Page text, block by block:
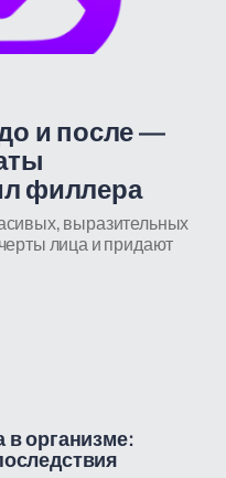
и после —
филлера
выразительных
лица и придают
в организме: